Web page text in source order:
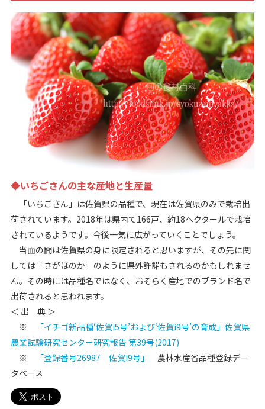
◆いちごさんの主な産地と生産量
「いちごさん」は佐賀県の品種で、現在は佐賀県のみで栽培出
荷されています。2018年は県内て166戸、約18ヘクタールで栽培
されているようです。今後一気に広がっていくことでしょう。
当面の間は佐賀県の身に限定されると思いますが、その先に関
しては「さがほのか」のように県外許諾もされるのかもしれませ
ん。その時には品種名ではなく、おそらく産地でのブランド名で
出荷されると思われます。
＜ 出 典 ＞
※
「イチゴ新品種‘佐賀i5号’および‘佐賀i9号’の育成」佐賀県
農業試験研究センター研究報告 第39号(2017)
※
「登録番号26987 佐賀i9号」
農林水産省品種登録デー
タベース